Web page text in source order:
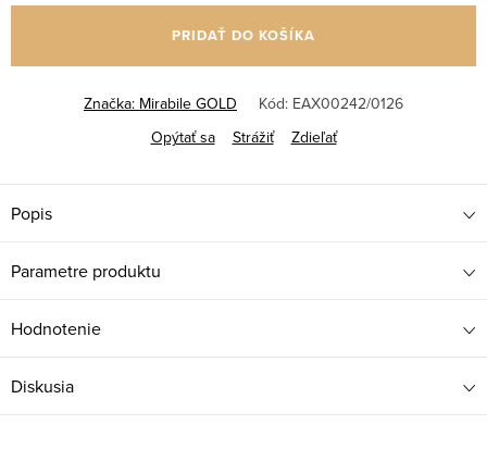
cena:
PRIDAŤ DO KOŠÍKA
Značka: Mirabile GOLD Kód: EAX00242/0126
Opýtať sa
Strážiť Zdieľať
Popis
Parametre produktu
Hodnotenie
Diskusia